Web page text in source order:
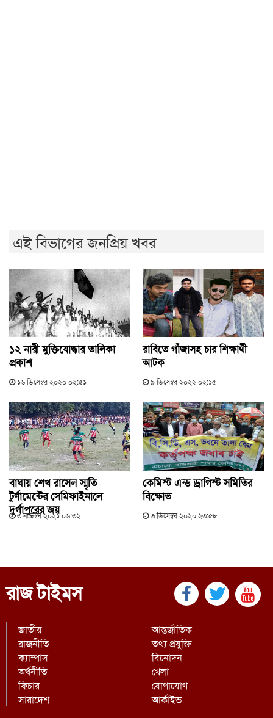
এই বিভাগের জনপ্রিয় খবর
১২ নারী মুক্তিযোদ্ধার তালিকা
প্রকাশ
১৬ ডিসেম্বর ২০২০ ০২:৫১
রাবিতে গাঁজাসহ চার শিক্ষার্থী
আটক
৯ ডিসেম্বর ২০২২ ০২:১৫
বাঘায় শেখ রাসেল স্মৃতি
টুর্ণামেন্টের সেমিফাইনালে
দুর্গাপুরের জয়
৩ নভেম্বর ২০২১ ০৬:৩২
কেমিস্ট এন্ড ড্রাগিস্ট সমিতির
বিক্ষোভ
৩ ডিসেম্বর ২০২০ ২৩:৫৮
রাজ টাইমস
জাতীয়
রাজনীতি
আন্তর্জাতিক
তথ্য প্রযুক্তি
ক্যাম্পাস
অর্থনীতি
বিনোদন
খেলা
ফিচার
সারাদেশ
যোগাযোগ
আর্কাইভ